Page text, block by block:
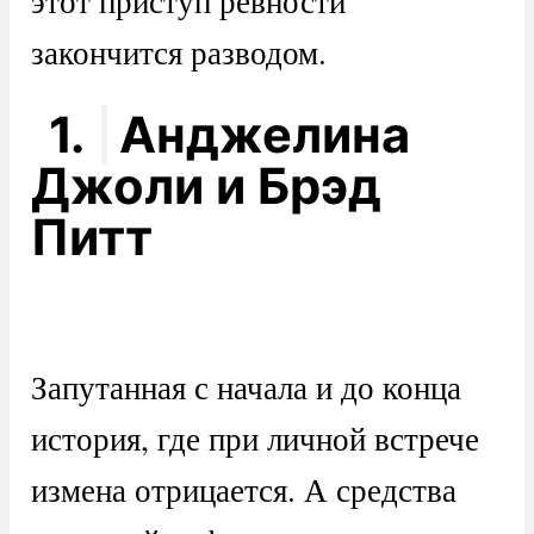
закончится разводом.
1.
Анджелина
Джоли и Брэд
Питт
Запутанная с начала и до конца
история, где при личной встрече
измена отрицается. А средства